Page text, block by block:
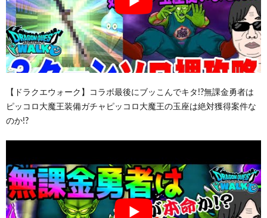
【ドラクエウォーク】コラボ最後にブッこんでキタ!?無課金勇者は
ピッコロ大魔王装備ガチャピッコロ大魔王の玉座は絶対獲得案件な
のか!?